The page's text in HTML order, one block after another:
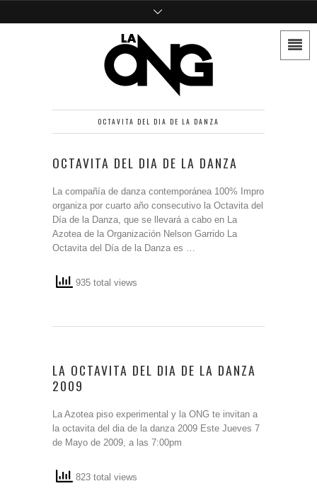
OCTAVITA DEL DIA DE LA DANZA
OCTAVITA DEL DIA DE LA DANZA
La compañía de danza contemporánea 100% Impro
organiza por cuarto año consecutivo la Octavita del
Día de la Danza, que se llevará a cabo en La
Azotea de la Organización Nelson Garrido La
Octavita del Día de la Danza es …
935 total views
LA OCTAVITA DEL DIA DE LA DANZA
2009
La Azotea piso experimental y la ONG te invitan a
la octavita del dia de la danza 2009 Este Jueves 7
de Mayo de 2009, a las 7:00pm
823 total views